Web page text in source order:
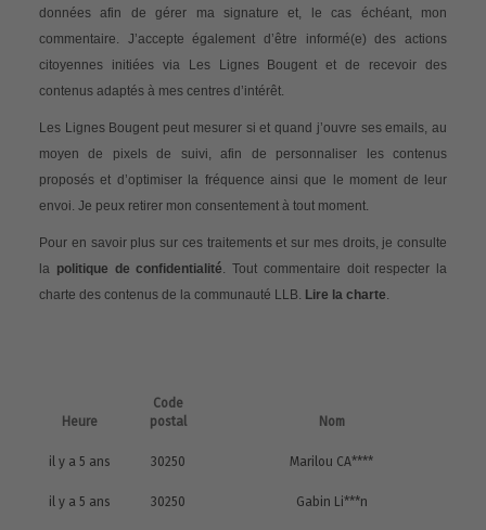
données afin de gérer ma signature et, le cas échéant, mon
commentaire. J’accepte également d’être informé(e) des actions
citoyennes initiées via Les Lignes Bougent et de recevoir des
contenus adaptés à mes centres d’intérêt.
Les Lignes Bougent peut mesurer si et quand j’ouvre ses emails, au
moyen de pixels de suivi, afin de personnaliser les contenus
proposés et d’optimiser la fréquence ainsi que le moment de leur
envoi. Je peux retirer mon consentement à tout moment.
Pour en savoir plus sur ces traitements et sur mes droits, je consulte
la politique de confidentialité. Tout commentaire doit respecter la
charte des contenus de la communauté LLB. Lire la charte.
Heure
Code
postal
Nom
il y a 5 ans 30250 Marilou CA****
il y a 5 ans 30250 Gabin Li***n